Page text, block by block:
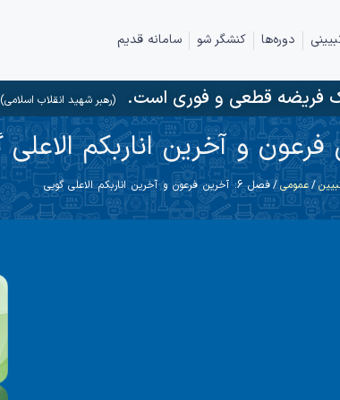
دوره‌ها کنشگر شو سامانه قدیم
فریضه قطعی و فوری است.(رهبر شهید انقلاب اسلامی)
/عمومی/ فصل 6: آخرین فرعون و آخرین اناربکم الاعلی گویی